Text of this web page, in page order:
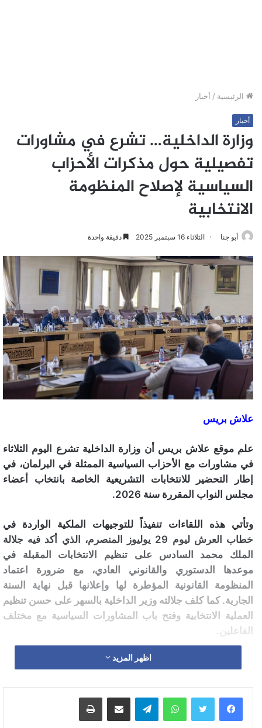
الرئيسية / أخبار
أخبار
وزارة الداخلية… تشرع في مشاورات
تفصيلية حول مذكرات الأحزاب
السياسية لإصلاح المنظومة
الانتخابية
أبو جنا الثلاثاء 16 سبتمبر 2025 دقيقة واحدة
علاش بريس
علم موقع علاش بريس أن وزارة الداخلية تشرع اليوم الثلاثاء
في مشاورات مع الأحزاب السياسية الممثلة في البرلمان، في
إطار التحضير للانتخابات التشريعية الخاصة بانتخاب أعضاء
مجلس النواب المقررة سنة 2026.
وتأتي هذه اللقاءات تنفيذاً للتوجيهات الملكية الواردة في
خطاب العرش ليوم 29 يوليوز المنصرم، الذي أكد فيه جلالة
الملك محمد السادس على تنظيم الانتخابات المقبلة في
موعدها الدستوري والقانوني العادي، مع ضرورة اعتماد
المنظومة القانونية المؤطرة لها وإعلانها قبل نهاية السنة
الجارية. كما كلف جلالته وزير الداخلية بالسهر على حسن تنظيم
العملية الانتخابية وفتح باب المشاورات السياسية مع مختلف
الفاعلين.
وكانت الأحزاب السياسية كانت قد رفعت مذكراتها إلى وزارة
التشاورية المرتقبة خلال شهر شتنبر الجاري.
وتشمل هذه المذكرات مقترحات لإصلاح وتجويد العملية
اظهر المزيد
واتساب تيلقرام مشاركة عبر البريد طباعة